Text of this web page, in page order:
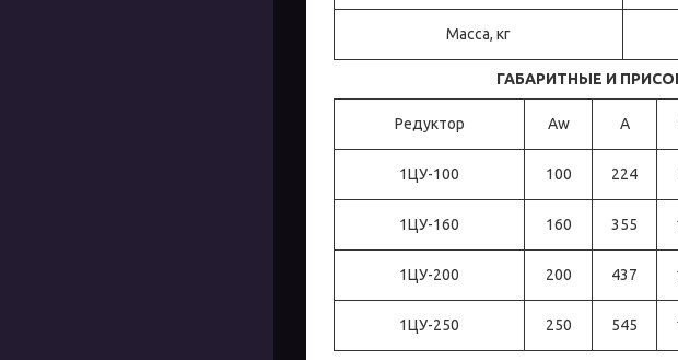
Масса, кг
ГАБАРИТНЫЕ И
Редуктор Aw A
1ЦУ-100 100 224
1ЦУ-160 160 355
1ЦУ-200 200 437
1ЦУ-250 250 545